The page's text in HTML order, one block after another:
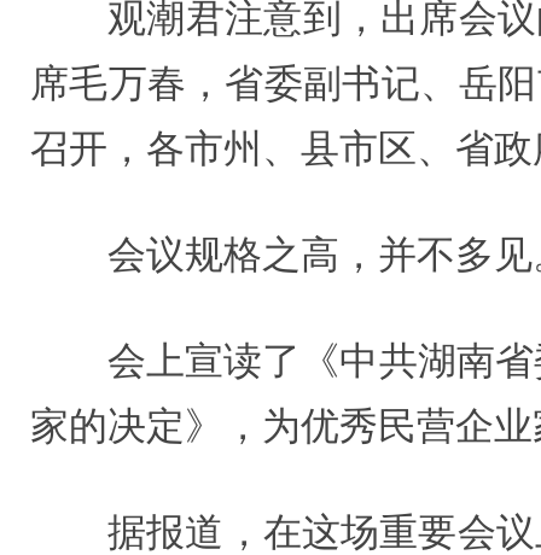
观潮君注意到，出席会
席毛万春，省委副书记、岳
召开，各市州、县市区、省
会议规格之高，并不多见
会上宣读了《中共湖南
家的决定》，为优秀民营企
据报道，在这场重要会